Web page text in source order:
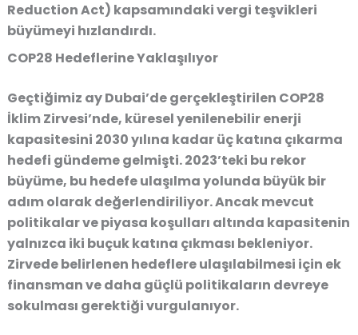
Reduction Act) kapsamındaki vergi teşvikleri
büyümeyi hızlandırdı.
COP28 Hedeflerine Yaklaşılıyor
Geçtiğimiz ay Dubai’de gerçekleştirilen COP28
İklim Zirvesi’nde, küresel yenilenebilir enerji
kapasitesini 2030 yılına kadar üç katına çıkarma
hedefi gündeme gelmişti. 2023’teki bu rekor
büyüme, bu hedefe ulaşılma yolunda büyük bir
adım olarak değerlendiriliyor. Ancak mevcut
politikalar ve piyasa koşulları altında kapasitenin
yalnızca iki buçuk katına çıkması bekleniyor.
Zirvede belirlenen hedeflere ulaşılabilmesi için ek
finansman ve daha güçlü politikaların devreye
sokulması gerektiği vurgulanıyor.